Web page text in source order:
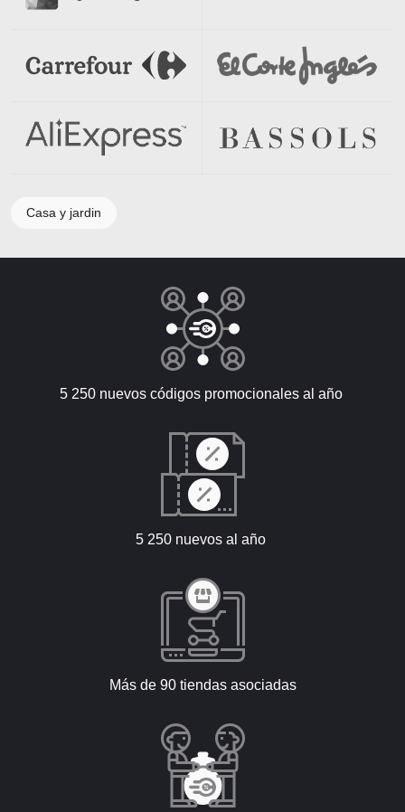
Casa y jardin
5 250 nuevos códigos promocionales al año
5 250 nuevos al año
Más de 90 tiendas asociadas